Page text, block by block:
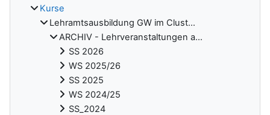
Kurse
Lehramtsausbildung GW im Clust...
ARCHIV - Lehrveranstaltungen a...
SS 2026
WS 2025/26
SS 2025
WS 2024/25
SS_2024